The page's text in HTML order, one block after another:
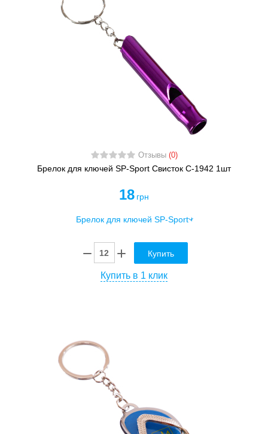
Отзывы (0)
Брелок для ключей SP-Sport Свисток C-1942 1шт
18 грн
Купить
Купить в 1 клик